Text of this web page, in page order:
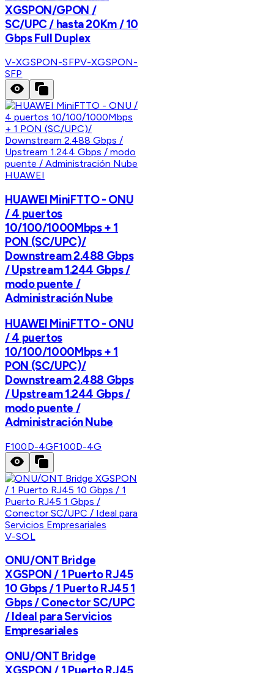
XGSPON/GPON /
SC/UPC / hasta 20Km / 10
Gbps Full Duplex
V-XGSPON-SFPV-XGSPON-
SFP
HUAWEI
HUAWEI MiniFTTO - ONU
/ 4 puertos
10/100/1000Mbps + 1
PON (SC/UPC)/
Downstream 2.488 Gbps
/ Upstream 1.244 Gbps /
modo puente /
Administración Nube
HUAWEI MiniFTTO - ONU
/ 4 puertos
10/100/1000Mbps + 1
PON (SC/UPC)/
Downstream 2.488 Gbps
/ Upstream 1.244 Gbps /
modo puente /
Administración Nube
F100D-4GF100D-4G
V-SOL
ONU/ONT Bridge
XGSPON / 1 Puerto RJ45
10 Gbps / 1 Puerto RJ45 1
Gbps / Conector SC/UPC
/ Ideal para Servicios
Empresariales
ONU/ONT Bridge